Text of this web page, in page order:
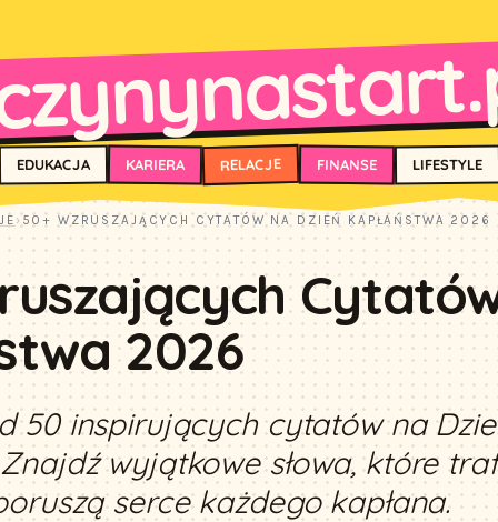
EDUKACJA KARIERA RELACJE FINANSE LIFESTYLE
› 50+ WZRUSZAJĄCYCH CYTATÓW NA DZIEŃ KAPŁAŃSTWA 2026
2026
50 inspirujących cytatów na
wyjątkowe słowa, które
serce każdego kapłana.